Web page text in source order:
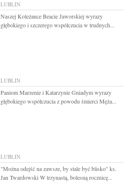
LUBLIN
Naszej Koleżance Beacie Jaworskiej wyrazy
głębokiego i szczerego współczucia w trudnych...
LUBLIN
Paniom Marzenie i Katarzynie Gniadym wyrazy
głębokiego współczucia z powodu śmierci Męża...
LUBLIN
"Można odejść na zawsze, by stale być blisko" ks.
Jan Twardowski W trzynastą, bolesną rocznicę...